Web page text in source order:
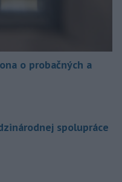
o probačných a
spolupráce